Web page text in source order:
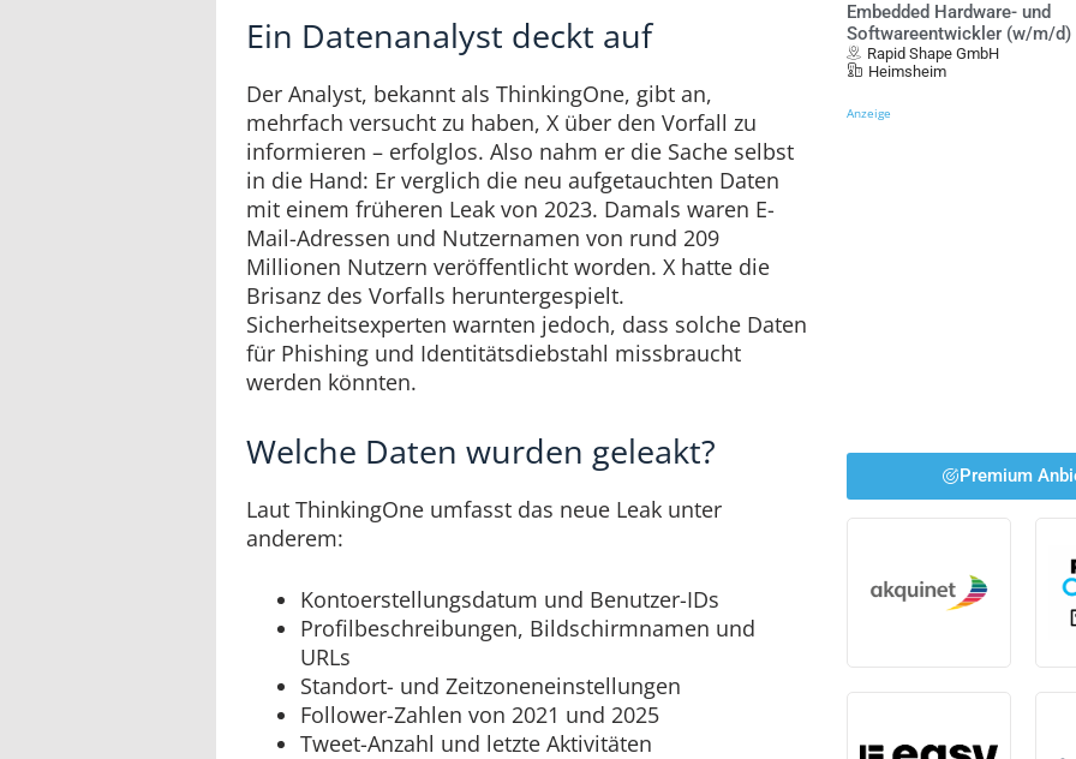
Ein Datenanalyst deckt auf
Der Analyst, bekannt als ThinkingOne, gibt an,
mehrfach versucht zu haben, X über den Vorfall zu
informieren – erfolglos. Also nahm er die Sache selbst
in die Hand: Er verglich die neu aufgetauchten Daten
mit einem früheren Leak von 2023. Damals waren E-
Mail-Adressen und Nutzernamen von rund 209
Millionen Nutzern veröffentlicht worden. X hatte die
Brisanz des Vorfalls heruntergespielt.
Sicherheitsexperten warnten jedoch, dass solche Daten
für Phishing und Identitätsdiebstahl missbraucht
werden könnten.
Welche Daten wurden geleakt?
Laut ThinkingOne umfasst das neue Leak unter
anderem:
Kontoerstellungsdatum und Benutzer-IDs
Profilbeschreibungen, Bildschirmnamen und
URLs
Standort- und Zeitzoneneinstellungen
Follower-Zahlen von 2021 und 2025
Tweet-Anzahl und letzte Aktivitäten
Embedded Hardware- und
Softwareentwickler (w/m/d)
Rapid Shape GmbH
Heimsheim
Anzeige
Premium